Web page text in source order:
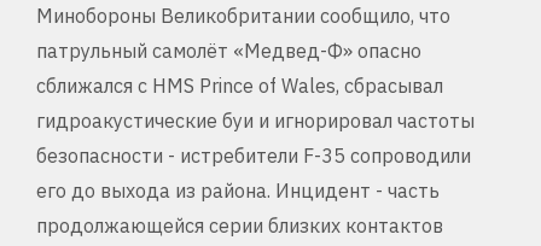
Минобороны Великобритании сообщило, что
патрульный самолёт «Медвед-Ф» опасно
сближался с HMS Prince of Wales, сбрасывал
гидроакустические буи и игнорировал частоты
безопасности - истребители F-35 сопроводили
его до выхода из района. Инцидент - часть
продолжающейся серии близких контактов